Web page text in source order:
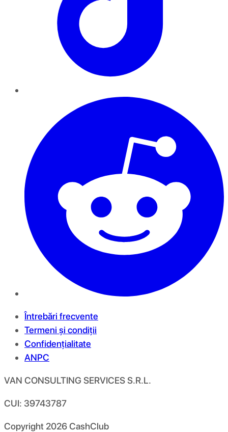
Întrebări frecvente
Termeni și condiții
Confidențialitate
ANPC
VAN CONSULTING SERVICES S.R.L.
CUI: 39743787
Copyright 2026CashClub